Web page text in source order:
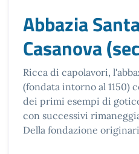
Abbazia
Casanova
Ricca di capolavori,
(fondata intorno al 1150)
dei primi esempi di
con successivi
Della fondazione